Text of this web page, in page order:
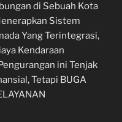
di Sebuah Kota
Sistem
Yang Terintegrasi,
Kendaraan
ini Tenjak
Tetapi BUGA